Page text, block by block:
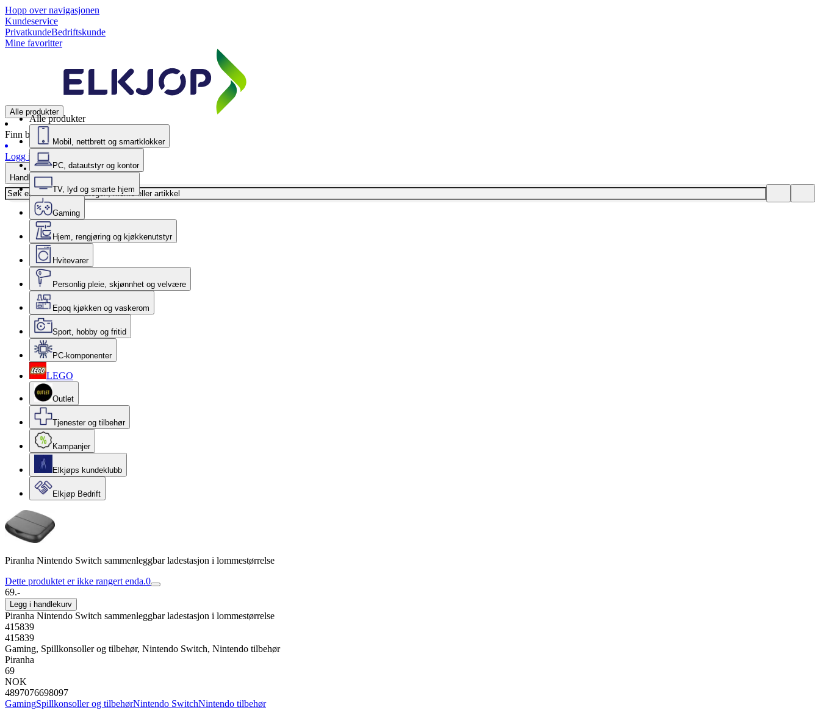
Hopp over navigasjonen
Kundeservice
PrivatkundeBedriftskunde
Mine favoritter
Alle produkter
Finn butikk
Logg inn
Handlekurv
Alle produkter
Mobil, nettbrett og smartklokker
PC, datautstyr og kontor
TV, lyd og smarte hjem
Gaming
Hjem, rengjøring og kjøkkenutstyr
Hvitevarer
Personlig pleie, skjønnhet og velvære
Epoq kjøkken og vaskerom
Sport, hobby og fritid
PC-komponenter
LEGO
Outlet
Tjenester og tilbehør
Kampanjer
Elkjøps kundeklubb
Elkjøp Bedrift
Piranha Nintendo Switch sammenleggbar ladestasjon i lommestørrelse
Dette produktet er ikke rangert enda.0
69.-
Legg i handlekurv
Piranha Nintendo Switch sammenleggbar ladestasjon i lommestørrelse
415839
415839
Gaming, Spillkonsoller og tilbehør, Nintendo Switch, Nintendo tilbehør
Piranha
69
NOK
4897076698097
GamingSpillkonsoller og tilbehørNintendo SwitchNintendo tilbehør